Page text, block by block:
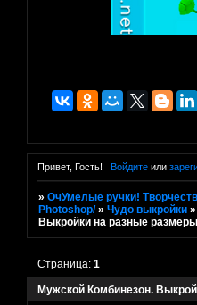
Привет, Гость! Войдитеили
»ОчУмелые ручки!
Photoshop/ »Чудо выкройки »
Выкройки на разные размеры
Мужской Комбинезон.
Страница:1